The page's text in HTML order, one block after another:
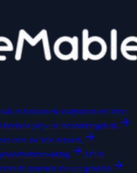
en bestuur elk laadpunt in real time.
flexibele prijs- en facturatieregels in.
over uw hele netwerk.
API &
met de systemen die u al gebruikt.